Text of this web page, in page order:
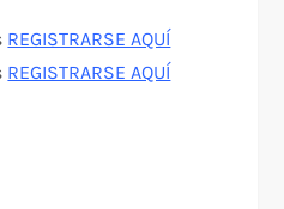
REGISTRARSE AQUÍ
REGISTRARSE AQUÍ